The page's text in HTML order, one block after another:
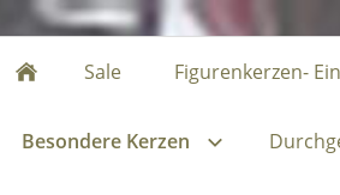
Sale Figurenkerzen-
Besondere Kerzen